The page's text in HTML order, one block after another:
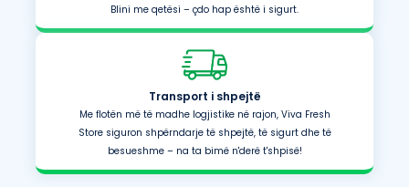
Blini me qetësi – çdo hap është i sigurt.
Transport i shpejtë
Me flotën më të madhe logjistike në rajon, Viva Fresh
Store siguron shpërndarje të shpejtë, të sigurt dhe të
besueshme – na ta bimë n'derë t'shpisë!